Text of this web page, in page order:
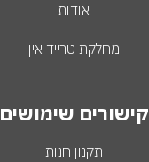
אודות
מחלקת טרייד אין
קישורים שימושים
תקנון חנות